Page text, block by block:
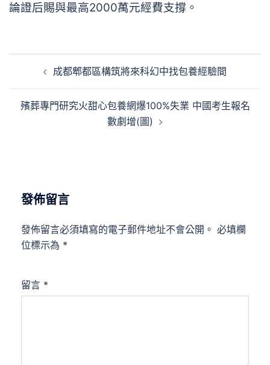
論證后賜與最高2000萬元經費支撐。
覽
成都郫都區構筑將來科幻中找包養經驗間
殯葬專門研究火甜心包養網爆100%失業 中國考生報名
數劇增(圖)
發佈留言
發佈留言必須填寫的電子郵件地址不會公開。 必填欄
位標示為 *
留言 *